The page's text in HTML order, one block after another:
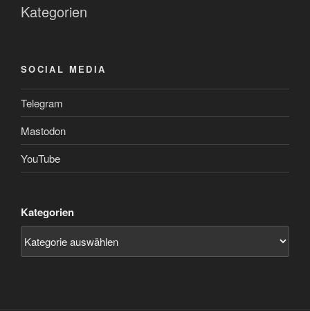
Kategorien
SOCIAL MEDIA
Telegram
Mastodon
YouTube
Kategorien